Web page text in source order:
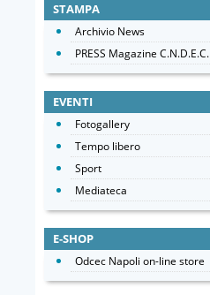
STAMPA
Archivio News
PRESS Magazine C.N.D.E.C.
EVENTI
Fotogallery
Tempo libero
Sport
Mediateca
E-SHOP
Odcec Napoli on-line store